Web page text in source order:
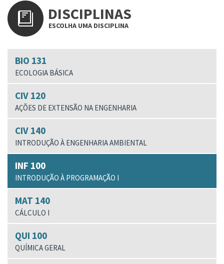
DISCIPLINAS
ESCOLHA UMA DISCIPLINA
BIO 131
ECOLOGIA BÁSICA
CIV 120
AÇÕES DE EXTENSÃO NA ENGENHARIA
CIV 140
INTRODUÇÃO À ENGENHARIA AMBIENTAL
INF 100
INTRODUÇÃO À PROGRAMAÇÃO I
MAT 140
CÁLCULO I
QUI 100
QUÍMICA GERAL